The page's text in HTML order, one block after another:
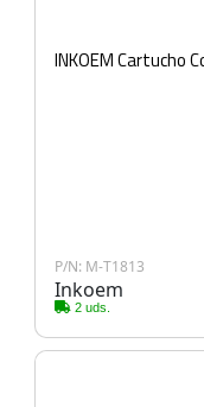
INKOEM Cartucho
P/N: M-T1813
Inkoem
2 uds.